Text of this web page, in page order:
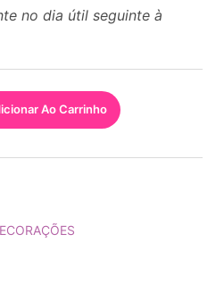
no dia útil seguinte à
Ao Carrinho